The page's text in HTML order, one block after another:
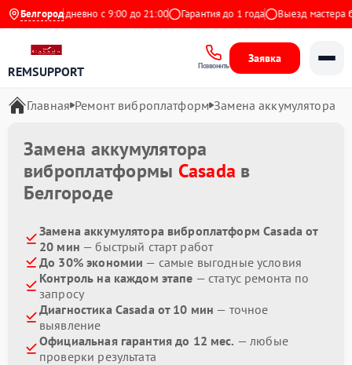
Белгород
Ежедневно с 9:00 до 21:00 Гарантия до 1 года Выезд мастера
REMSUPPORT Позвонить
Заявка
Главная Ремонт виброплатформ Замена аккумулятора
Замена аккумулятора
виброплатформы Casada в
Белгороде
Замена аккумулятора виброплатформ Casada от
20 мин — быстрый старт работ
До 30% экономии — самые выгодные условия
Контроль на каждом этапе — статус ремонта по
запросу
Диагностика Casada от 10 мин — точное
выявление
Официальная гарантия до 12 мес. — любые
проверки результата